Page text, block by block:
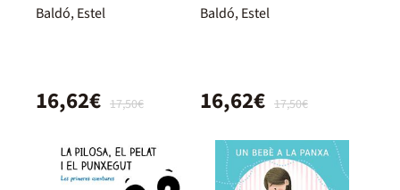
Baldó, Estel
17,50€
16,62€
lectors
Baldó, Estel
17,50€
16,62€